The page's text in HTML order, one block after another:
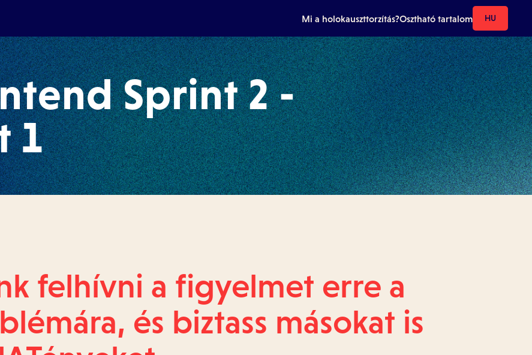
Mi a holokauszttorzítás?Osztható tartalom HU
Sprint 2 -
1
felhívni a figyelmet erre a
és biztass másokat is